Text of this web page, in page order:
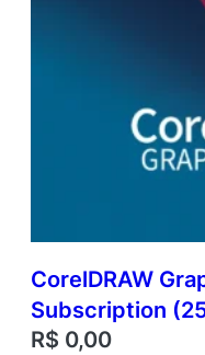
CorelDRAW
Subscription
R$ 0,00